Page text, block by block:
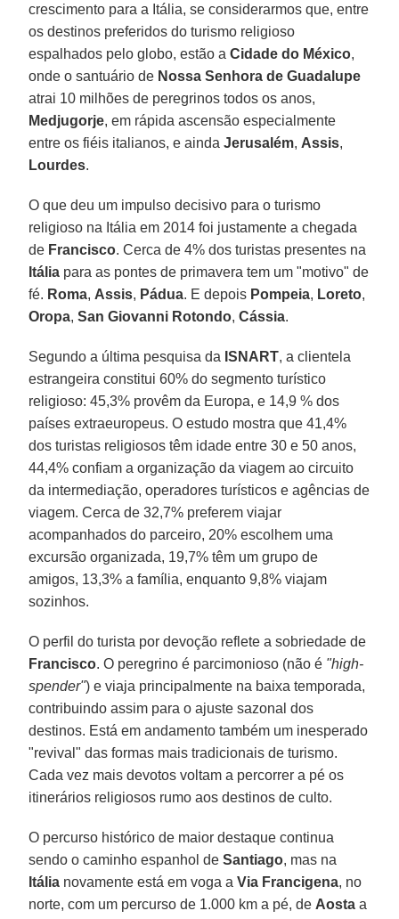
crescimento para a Itália, se considerarmos que, entre
os destinos preferidos do turismo religioso
espalhados pelo globo, estão aCidade do México,
onde o santuário de Nossa Senhora de Guadalupe
atrai 10 milhões de peregrinos todos os anos,
Medjugorje, em rápida ascensão especialmente
entre os fiéis italianos, e aindaJerusalém, Assis,
Lourdes.
O que deu um impulso decisivo para o turismo
religioso na Itália em 2014 foi justamente a chegada
de Francisco. Cerca de 4% dos turistas presentes na
Itália para as pontes de primavera tem um "motivo" de
fé. Roma, Assis, Pádua. E depois Pompeia, Loreto,
Oropa,San Giovanni Rotondo,Cássia.
Segundo a última pesquisa da ISNART, a clientela
estrangeira constitui 60% do segmento turístico
religioso: 45,3% provêm da Europa, e 14,9 % dos
países extraeuropeus. O estudo mostra que 41,4%
dos turistas religiosos têm idade entre 30 e 50 anos,
44,4% confiam a organização da viagem ao circuito
da intermediação, operadores turísticos e agências de
viagem. Cerca de 32,7% preferem viajar
acompanhados do parceiro, 20% escolhem uma
excursão organizada, 19,7% têm um grupo de
amigos, 13,3% a família, enquanto 9,8% viajam
sozinhos.
O perfil do turista por devoção reflete a sobriedade de
Francisco. O peregrino é parcimonioso (não é "high-
spender") e viaja principalmente na baixa temporada,
contribuindo assim para o ajuste sazonal dos
destinos. Está em andamento também um inesperado
"revival" das formas mais tradicionais de turismo.
Cada vez mais devotos voltam a percorrer a pé os
itinerários religiosos rumo aos destinos de culto.
O percurso histórico de maior destaque continua
sendo o caminho espanhol deSantiago, mas na
Itália novamente está em voga aVia Francigena, no
norte, com um percurso de 1.000 km a pé, de Aosta a